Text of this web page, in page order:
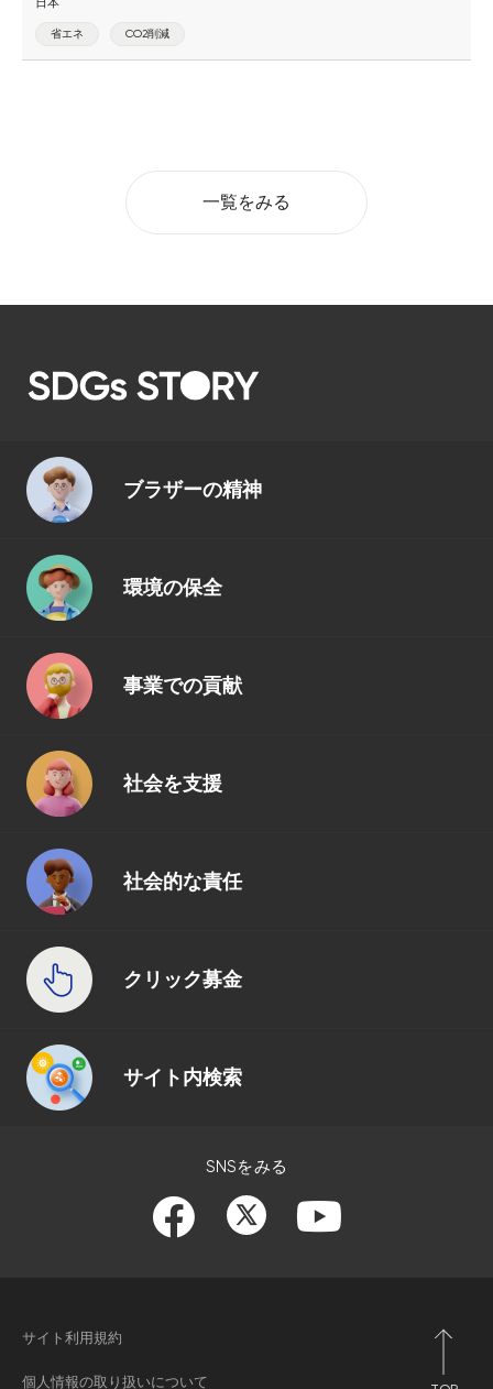
省エネ CO2削減
一覧をみる
ブラザーの精神
環境の保全
事業での貢献
社会を支援
社会的な責任
クリック募金
サイト内検索
SNSをみる
サイト利用規約
個人情報の取り扱いについて